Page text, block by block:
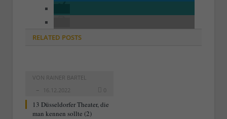
RELATED POSTS
VON RAINER BARTEL
16.12.2022
0
13 Düsseldorfer Theater, die
man kennen sollte (2)